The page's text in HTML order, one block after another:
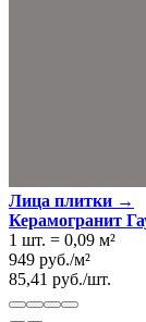
Лица плитки →
Керамогранит
1 шт. = 0,09 м²
949 руб./м²
85,41 руб./шт.